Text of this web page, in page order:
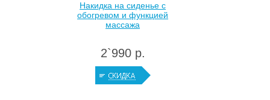
Накидка на сиденье с
обогревом и функцией
массажа
2`990 р.